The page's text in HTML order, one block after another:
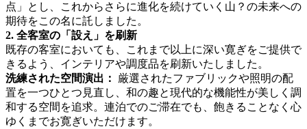
点」とし、これからさらに進化を続けていく山？の未来への
期待をこの名に託しました。
2. 全客室の「設え」を刷新
既存の客室においても、これまで以上に深い寛ぎをご提供で
きるよう、インテリアや調度品を刷新いたしました。
洗練された空間演出：
厳選されたファブリックや照明の配
置を一つひとつ見直し、和の趣と現代的な機能性が美しく調
和する空間を追求。連泊でのご滞在でも、飽きることなく心
ゆくまでお寛ぎいただけます。